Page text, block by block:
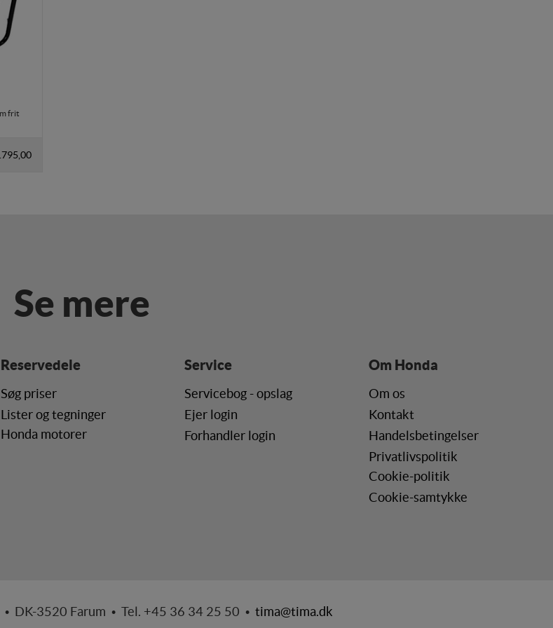
frit
Se mere
Reservedele
Søg priser
Lister og tegninger
Honda motorer
Service
Servicebog - opslag
Ejer login
Forhandler login
Om Honda
Om os
Kontakt
Handelsbetingelser
Privatlivspolitik
Cookie-politik
Cookie-samtykke
DK-3520 Farum • Tel. +45 36 34 25 50 • tima@tima.dk